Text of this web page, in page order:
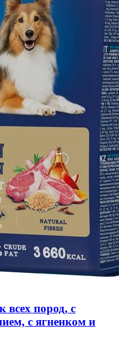
всех пород, с
с ягненком и